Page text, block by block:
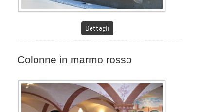
Dettagli
Colonne in marmo rosso